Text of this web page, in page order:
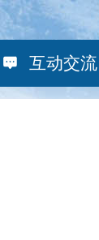
互动交流